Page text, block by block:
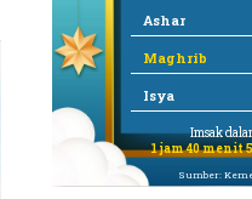
Ashar
Maghrib
Isya
Imsak
1 jam 40 menit
Sumber: